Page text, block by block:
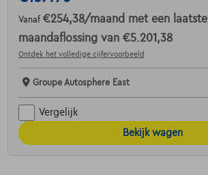
Vanaf €254,38/maand met een laatste
maandaflossing van €5.201,38
Ontdek het volledige cijfervoorbeeld
Groupe Autosphere East
Vergelijk
Bekijk wagen